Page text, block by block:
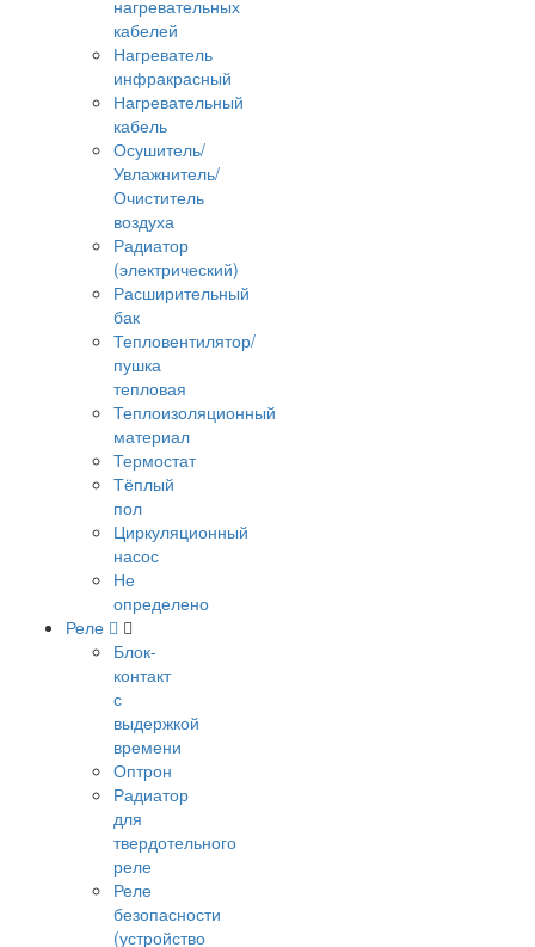
нагревательных
кабелей
Нагреватель
инфракрасный
Нагревательный
кабель
Осушитель/
Увлажнитель/
Очиститель
воздуха
Радиатор
(электрический)
Расширительный
бак
Тепловентилятор/
пушка
тепловая
Теплоизоляционный
материал
Термостат
Тёплый
пол
Циркуляционный
насос
Не
определено
Реле
Блок-
контакт
с
выдержкой
времени
Оптрон
Радиатор
для
твердотельного
реле
Реле
безопасности
(устройство